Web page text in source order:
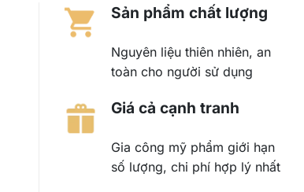
Sản phẩm chất lượng
Nguyên liệu thiên nhiên, an
toàn cho người sử dụng
Giá cả cạnh tranh
Gia công mỹ phẩm giới hạn
số lượng, chi phí hợp lý nhất